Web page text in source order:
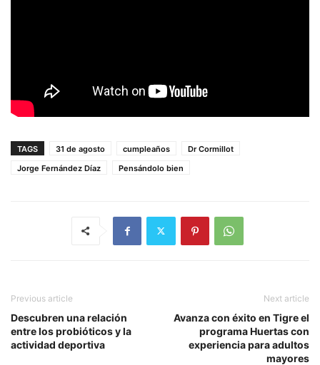
TAGS 31 de agosto cumpleaños
Dr Cormillot
Jorge Fernández Díaz
Pensándolo bien
Previous article
Descubren una relación
entre los probióticos y la
actividad deportiva
Next article
Avanza con éxito en Tigre el
programa Huertas con
experiencia para adultos
mayores